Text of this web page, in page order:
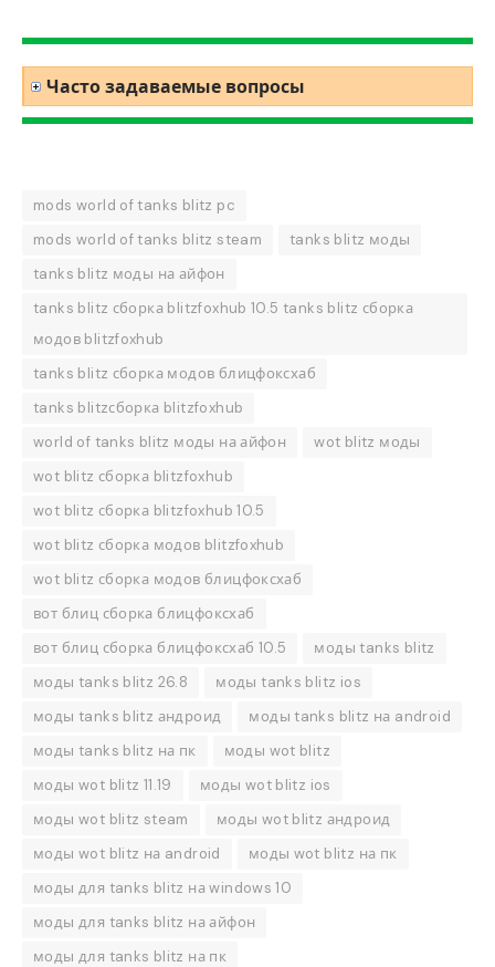
Часто задаваемые вопросы
mods world of tanks blitz pc
mods world of tanks blitz steam
tanks blitz моды
tanks blitz моды на айфон
tanks blitz сборка blitzfoxhub 10.5 tanks blitz сборка
модов blitzfoxhub
tanks blitz сборка модов блицфоксхаб
tanks blitzсборка blitzfoxhub
world of tanks blitz моды на айфон
wot blitz моды
wot blitz сборка blitzfoxhub
wot blitz сборка blitzfoxhub 10.5
wot blitz сборка модов blitzfoxhub
wot blitz сборка модов блицфоксхаб
вот блиц сборка блицфоксхаб
вот блиц сборка блицфоксхаб 10.5
моды tanks blitz
моды tanks blitz 26.8
моды tanks blitz ios
моды tanks blitz андроид
моды tanks blitz на android
моды tanks blitz на пк
моды wot blitz
моды wot blitz 11.19
моды wot blitz ios
моды wot blitz steam
моды wot blitz андроид
моды wot blitz на android
моды wot blitz на пк
моды для tanks blitz на windows 10
моды для tanks blitz на айфон
моды для tanks blitz на пк